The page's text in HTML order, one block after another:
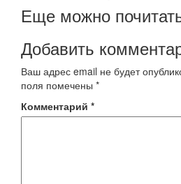
Еще можно
Добавить
Ваш адрес email не будет
поля помечены *
Комментарий *